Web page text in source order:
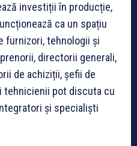
investiții în producție,
ca un spațiu
furnizori, tehnologii și
directorii generali,
de achiziții, șefii de
tehnicienii pot discuta cu
și specialiști